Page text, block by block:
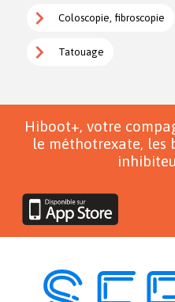
Coloscopie, fibroscopie
Tatouage
Hiboot+, votre
le méthotrexate, les